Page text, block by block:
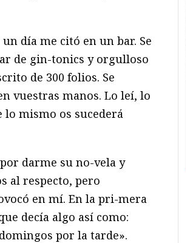
día me citó en un bar. Se
de gin-tonics y orgulloso
de 300 folios. Se
vuestras manos. Lo leí, lo
lo mismo os sucederá
darme su no-vela y
al respecto, pero
en mí. En la pri-mera
decía algo así como:
por la tarde».